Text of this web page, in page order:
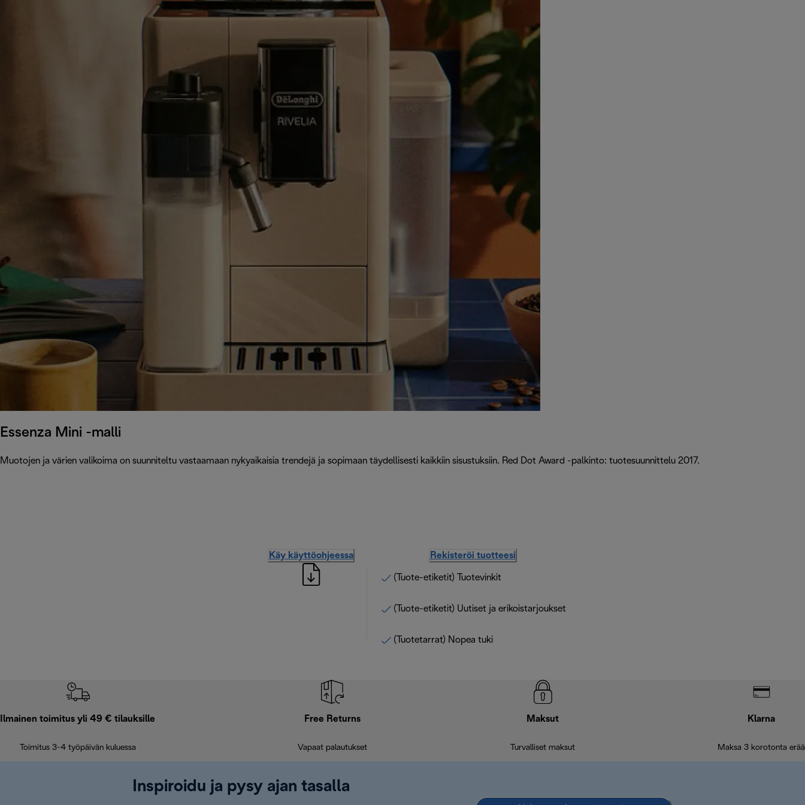
Essenza Mini -malli
Muotojen ja värien valikoima on suunniteltu vastaamaan nykyaikaisia trendejä ja sopimaan täydellisesti kaikkiin sisustuksiin. Red Dot Award -palkinto: tuotesuunnittelu 2017.
Käy käyttöohjeessa Rekisteröi tuotteesi
(Tuote-etiketit) Tuotevinkit
(Tuote-etiketit) Uutiset ja erikoistarjoukset
(Tuotetarrat) Nopea tuki
Ilmainen toimitus yli 49 € tilauksille
Toimitus 3-4 työpäivän kuluessa
Free Returns
Vapaat palautukset
Maksut
Turvalliset maksut
Klarna
Maksa 3 korotonta erää
Inspiroidu ja pysy ajan tasalla